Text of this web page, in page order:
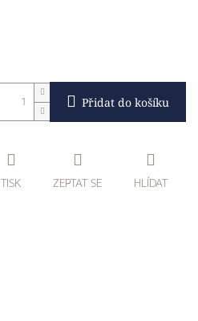
Přidat do košíku
TISK ZEPTAT SE HLÍDAT